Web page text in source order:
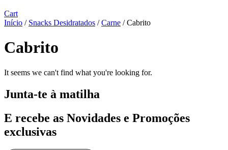
Cart
Início / Snacks Desidratados /Carne / Cabrito
Cabrito
It seems we can't find what you're looking for.
Junta-te à matilha
E recebe as Novidades e Promoções
exclusivas